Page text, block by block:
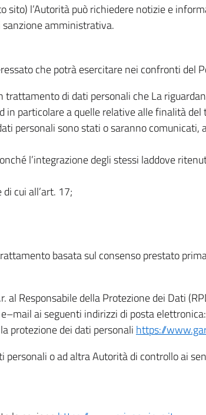
sito) l’Autorità può richiedere notizie e
amministrativa.
che potrà esercitare nei confronti del
di dati personali che La
in particolare a quelle relative alle finalità
personali sono stati o saranno comunicati,
l’integrazione degli stessi laddove
cui all’art. 17;
basata sul consenso prestato
Responsabile della Protezione dei Dati
ai seguenti indirizzi di posta elettronica:
protezione dei dati personali https://
o ad altra Autorità di controllo ai